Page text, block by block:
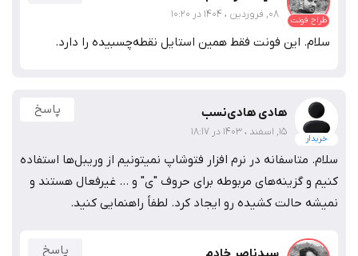
طراح فونت 08, فروردین ، 1404 در 10:20
سلام. این فونت فقط همین استایل نقطه‌چسبیده را دارد.
خریدار
هادی هادی‌نسب
15, اسفند ، 1403 در 18:17
پاسخ
سلام. متاسفانه در نرم افزار فتوشاپ نمیتونیم از وریبل‌ها استفاده
کنیم و گزینه‌های مربوطه برای حروف "ی" و ... غیرفعال هستند و
نمیشه حالت کشیده رو ایجاد کرد. لطفاً راهنمایی کنید.
پاسخ